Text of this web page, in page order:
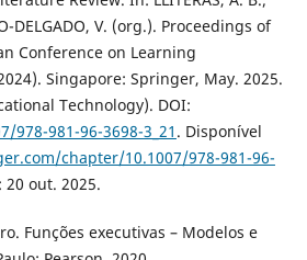
DELGADO, V. (org.). Proceedings of
Conference on Learning
Singapore: Springer, May. 2025.
Technology). DOI:
981-96-3698-3_21 . Disponível
chapter/10.1007/978-981-96-
20 out. 2025.
Funções executivas – Modelos e